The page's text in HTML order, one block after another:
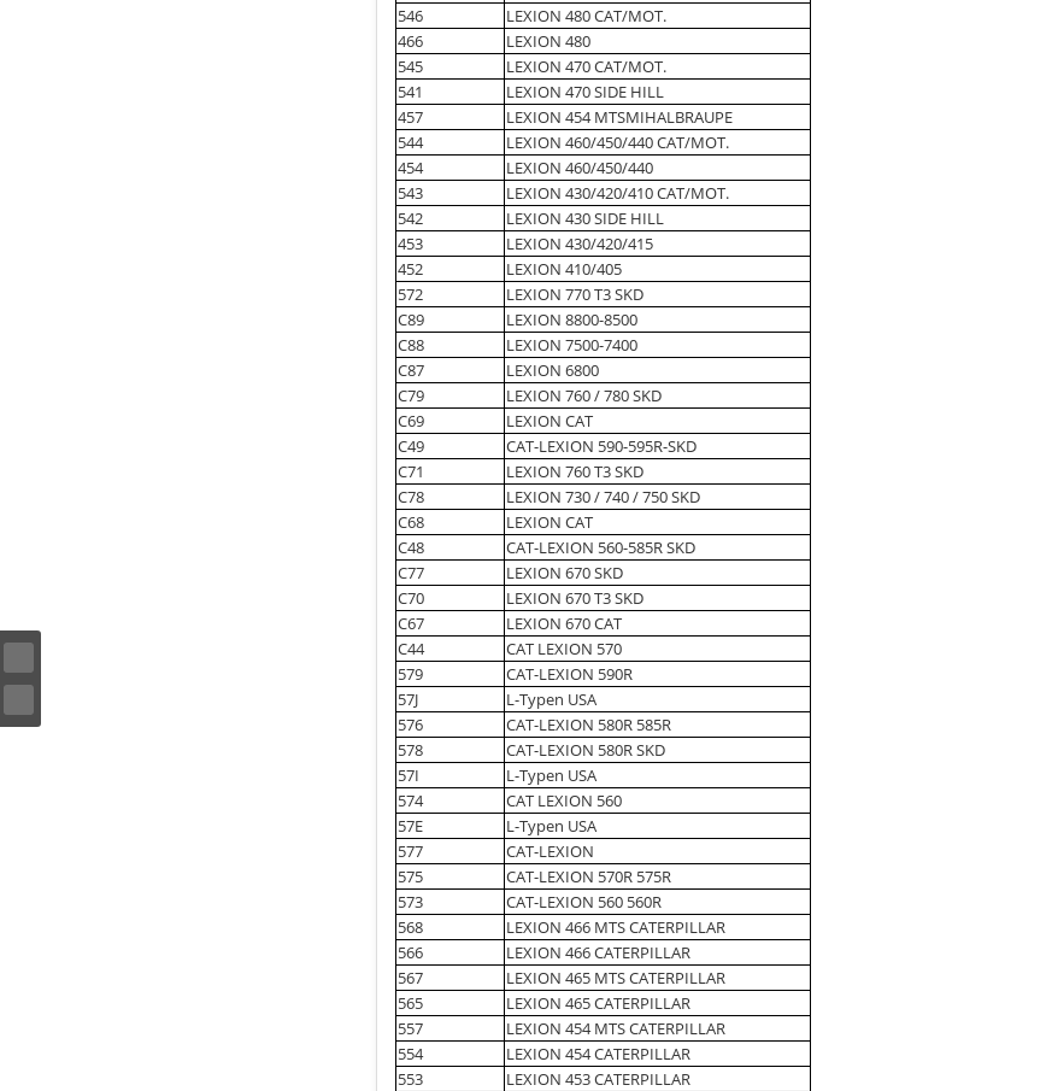
546
LEXION 480 CAT/MOT.
466
LEXION 480
545
LEXION 470 CAT/MOT.
541
LEXION 470 SIDE HILL
457
LEXION 454 MTSMIHALBRAUPE
544
LEXION 460/450/440 CAT/MOT.
454
LEXION 460/450/440
543
LEXION 430/420/410 CAT/MOT.
542
LEXION 430 SIDE HILL
453
LEXION 430/420/415
452
LEXION 410/405
572
LEXION 770 T3 SKD
C89
LEXION 8800-8500
C88
LEXION 7500-7400
C87
LEXION 6800
C79
LEXION 760 / 780 SKD
C69
LEXION CAT
C49
CAT-LEXION 590-595R-SKD
C71
LEXION 760 T3 SKD
C78
LEXION 730 / 740 / 750 SKD
C68
LEXION CAT
C48
CAT-LEXION 560-585R SKD
C77
LEXION 670 SKD
C70
LEXION 670 T3 SKD
C67
LEXION 670 CAT
C44
CAT LEXION 570
579
CAT-LEXION 590R
57J
L-Typen USA
576
CAT-LEXION 580R 585R
578
CAT-LEXION 580R SKD
57I
L-Typen USA
574
CAT LEXION 560
57E
L-Typen USA
577
CAT-LEXION
575
CAT-LEXION 570R 575R
573
CAT-LEXION 560 560R
568
LEXION 466 MTS CATERPILLAR
566
LEXION 466 CATERPILLAR
567
LEXION 465 MTS CATERPILLAR
565
LEXION 465 CATERPILLAR
557
LEXION 454 MTS CATERPILLAR
554
LEXION 454 CATERPILLAR
553
LEXION 453 CATERPILLAR